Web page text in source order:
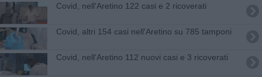
Covid, nell'Aretino 122 casi e 2 ricoverati
Covid, altri 154 casi nell'Aretino su 785 tamponi
Covid, nell'Aretino 112 nuovi casi e 3 ricoverati